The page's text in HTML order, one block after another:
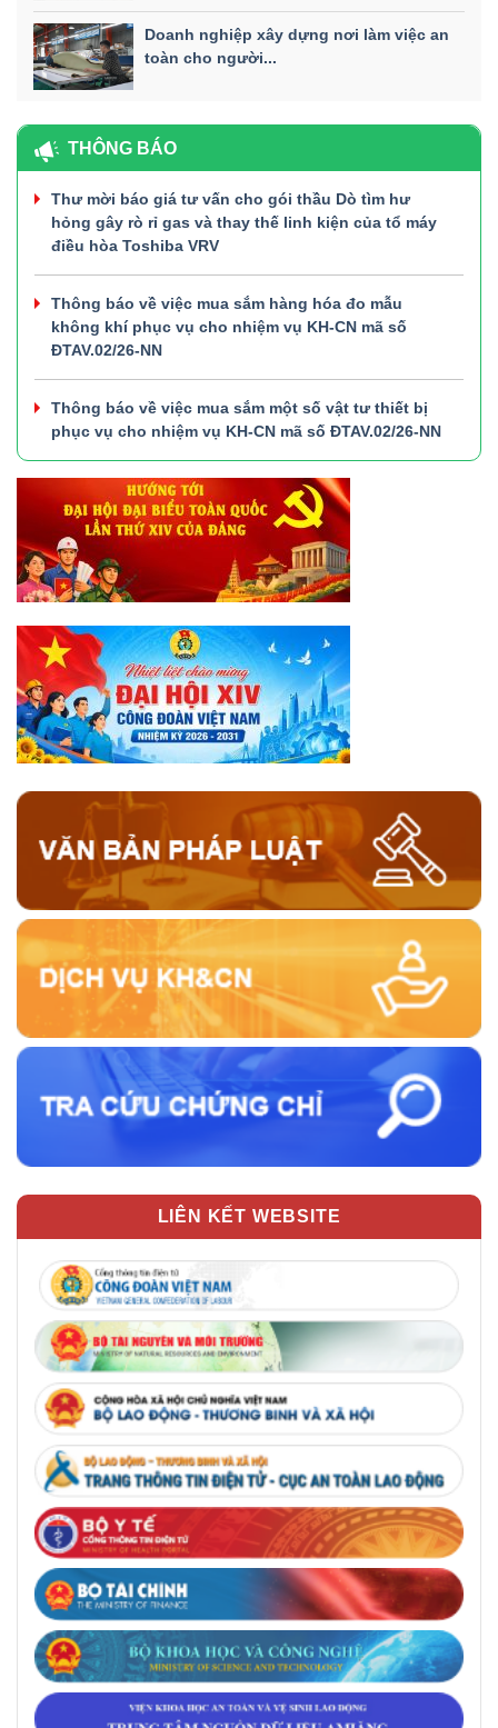
Doanh nghiệp xây dựng nơi làm việc an
toàn cho người...
THÔNG BÁO
Thư mời báo giá tư vấn cho gói thầu Dò tìm hư
hỏng gây rò rỉ gas và thay thế linh kiện của tổ máy
điều hòa Toshiba VRV
Thông báo về việc mua sắm hàng hóa đo mẫu
không khí phục vụ cho nhiệm vụ KH-CN mã số
ĐTAV.02/26-NN
Thông báo về việc mua sắm một số vật tư thiết bị
phục vụ cho nhiệm vụ KH-CN mã số ĐTAV.02/26-NN
LIÊN KẾT WEBSITE